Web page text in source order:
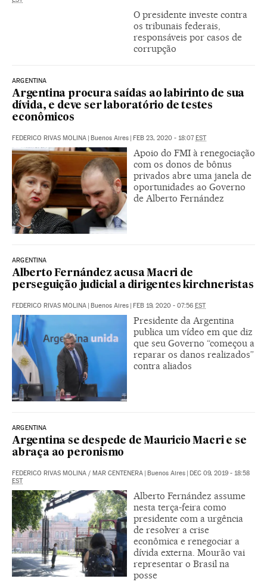
O presidente investe contra
os tribunais federais,
responsáveis por casos de
corrupção
ARGENTINA
Argentina procura saídas ao labirinto de sua
dívida, e deve ser laboratório de testes
econômicos
FEDERICO RIVAS MOLINA | Buenos Aires | FEB 23, 2020 - 18:07EST
Apoio do FMI à renegociação
com os donos de bônus
privados abre uma janela de
oportunidades ao Governo
de Alberto Fernández
ARGENTINA
Alberto Fernández acusa Macri de
perseguição judicial a dirigentes kirchneristas
FEDERICO RIVAS MOLINA | Buenos Aires | FEB 19, 2020 - 07:56 EST
Presidente da Argentina
publica um vídeo em que diz
que seu Governo “começou a
reparar os danos realizados”
contra aliados
ARGENTINA
Argentina se despede de Mauricio Macri e se
abraça ao peronismo
FEDERICO RIVAS MOLINA / MAR CENTENERA | Buenos Aires | DEC 09, 2019 - 18:58
EST
Alberto Fernández assume
nesta terça-feira como
presidente com a urgência
de resolver a crise
econômica e renegociar a
dívida externa. Mourão vai
representar o Brasil na
posse